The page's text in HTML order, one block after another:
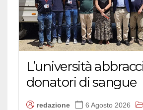
L’università
donatori di sangue
redazione 6 Agosto 2026